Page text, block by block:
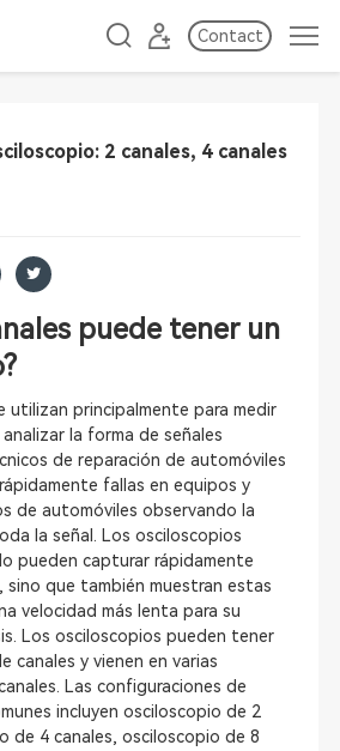
Contact
2 canales, 4 canales
puede tener un
utilizan principalmente para medir
la forma de señales
de reparación de automóviles
fallas en equipos y
de automóviles observando la
la señal. Los osciloscopios
pueden capturar rápidamente
sino que también muestran estas
velocidad más lenta para su
Los osciloscopios pueden tener
canales y vienen en varias
Las configuraciones de
incluyen osciloscopio de 2
de 4 canales, osciloscopio de 8